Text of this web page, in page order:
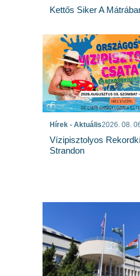
Kettős Siker A
Hírek - Aktuális2026. 08.
Vízipisztolyos
Strandon